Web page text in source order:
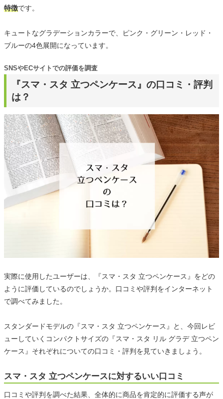
特徴です。
キュートなグラデーションカラーで、ピンク・グリーン・レッド・
ブルーの4色展開になっています。
『スマ・スタ 立つペンケース』の口コミ・評判
は？
SNSやECサイトでの評価を調査
実際に使用したユーザーは、『スマ・スタ 立つペンケース』をどの
ように評価しているのでしょうか。口コミや評判をインターネット
で調べてみました。
スタンダードモデルの『スマ・スタ 立つペンケース』と、今回レビ
ューしていくコンパクトサイズの『スマ・スタ リル グラデ 立つペン
ケース』それぞれについての口コミ・評判を見ていきましょう。
スマ・スタ 立つペンケースに対するいい口コミ
口コミや評判を調べた結果、全体的に商品を肯定的に評価する声が